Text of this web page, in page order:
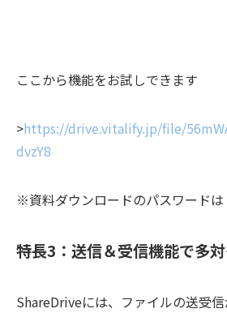
ここから機能をお試しできます
>https://drive.vitalify.jp/file/
dvzY8
※資料ダウンロードのパスワードは
特長3：送信＆受信機能で多
ShareDriveには、ファイルの送受